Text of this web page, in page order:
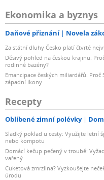
Ekonomika a byznys
Daňové přiznání Novela
Za státní dluhy Česko platí čtvrté
Děsivý pohled na českou krajinu.
rodinné bazény?
Emancipace českých miliardářů.
západní ikony
Recepty
Oblíbené zimní polévky
Sladký poklad u cesty: Využijte letní
nebo kompotu
Domácí kečup pečený v troubě:
vařený
Cuketová zmrzlina? Vyzkoušejte
úrodu